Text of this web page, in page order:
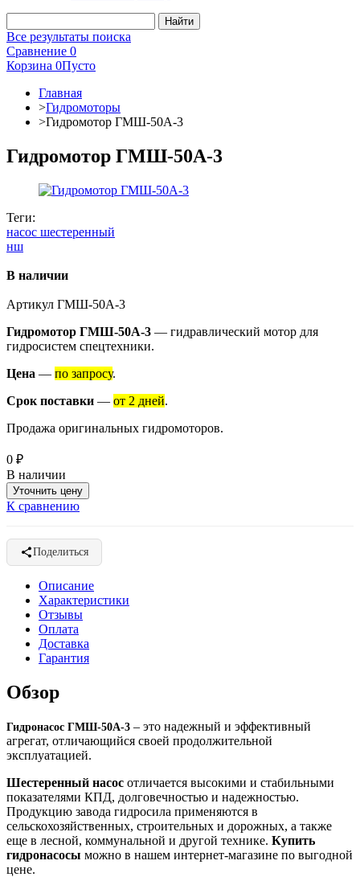
Все результаты поиска
Сравнение 0
Корзина 0Пусто
Главная
>Гидромоторы
>Гидромотор ГМШ-50А-3
Гидромотор ГМШ-50А-3
Теги:
насос шестеренный
нш
В наличии
Артикул ГМШ-50А-3
Гидромотор ГМШ-50А-3 — гидравлический мотор для
гидросистем спецтехники.
Цена — по запросу.
Срок поставки — от 2 дней.
Продажа оригинальных гидромоторов.
0 ₽
В наличии
Уточнить цену
К сравнению
Поделиться
Описание
Характеристики
Отзывы
Оплата
Доставка
Гарантия
Обзор
Гидронасос ГМШ-50А-3 – это надежный и эффективный
агрегат, отличающийся своей продолжительной
эксплуатацией.
Шестеренный насос отличается высокими и стабильными
показателями КПД, долговечностью и надежностью.
Продукцию завода гидросила применяются в
сельскохозяйственных, строительных и дорожных, а также
еще в лесной, коммунальной и другой технике. Купить
гидронасосы можно в нашем интернет-магазине по выгодной
цене.